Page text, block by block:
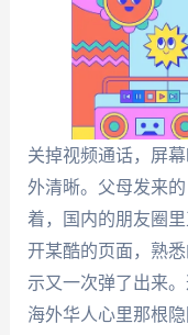
关掉视频通话，屏
外清晰。父母发来
着，国内的朋友圈
开某酷的页面，熟
示又一次弹了出来
海外华人心里那根